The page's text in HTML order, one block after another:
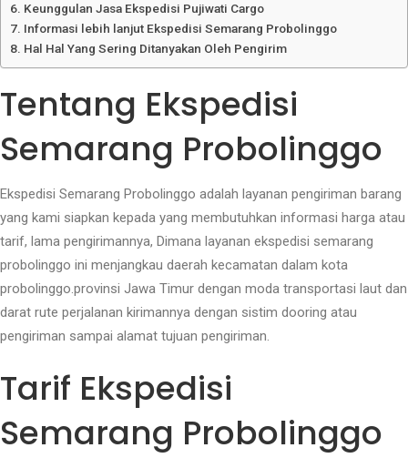
Keunggulan Jasa Ekspedisi Pujiwati Cargo
Informasi lebih lanjut Ekspedisi Semarang Probolinggo
Hal Hal Yang Sering Ditanyakan Oleh Pengirim
Tentang Ekspedisi
Semarang Probolinggo
Ekspedisi Semarang Probolinggo adalah layanan pengiriman barang
yang kami siapkan kepada yang membutuhkan informasi harga atau
tarif, lama pengirimannya, Dimana layanan ekspedisi semarang
probolinggo ini menjangkau daerah kecamatan dalam kota
probolinggo.provinsi Jawa Timur dengan moda transportasi laut dan
darat rute perjalanan kirimannya dengan sistim dooring atau
pengiriman sampai alamat tujuan pengiriman.
Tarif Ekspedisi
Semarang Probolinggo